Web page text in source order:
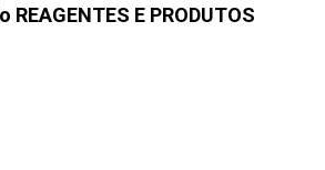
E PRODUTOS